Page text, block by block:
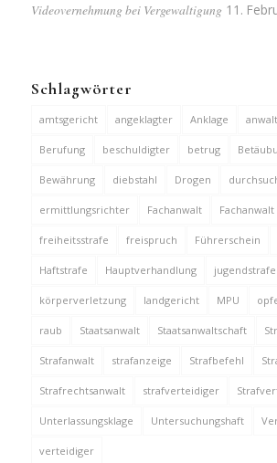
Videovernehmung bei Vergewaltigung 11.
Schlagwörter
amtsgericht angeklagter Anklage anwalt
Berufung beschuldigter betrug
Bewährung diebstahl Drogen
ermittlungsrichter Fachanwalt
freiheitsstrafe freispruch Führerschein
Haftstrafe Hauptverhandlung jugendstrafe
körperverletzung landgericht MPU
raub Staatsanwalt Staatsanwaltschaft
Strafanwalt strafanzeige Strafbefehl
Strafrechtsanwalt strafverteidiger
Unterlassungsklage Untersuchungshaft
verteidiger